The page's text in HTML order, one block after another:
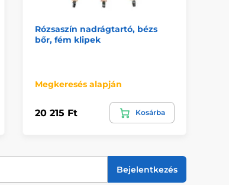
Rózsaszín nadrágtartó, bézs
bőr, fém klipek
Megkeresés alapján
20 215 Ft Kosárba
Bejelentkezés